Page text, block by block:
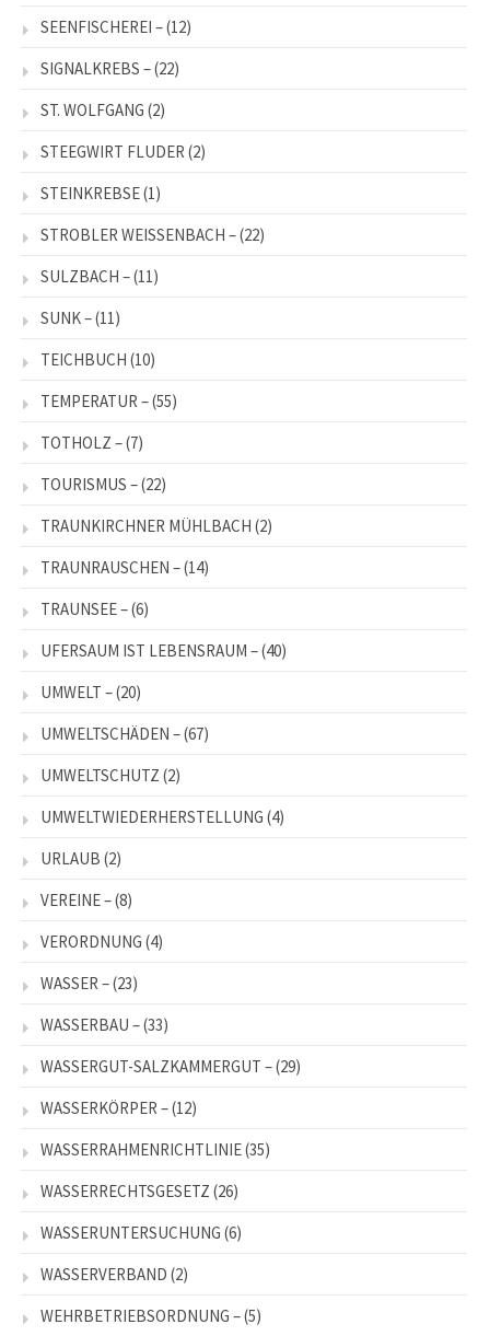
SEENFISCHEREI –(12)
SIGNALKREBS –(22)
ST. WOLFGANG (2)
STEEGWIRT FLUDER (2)
STEINKREBSE(1)
STROBLER WEISSENBACH –(22)
SULZBACH –(11)
SUNK –(11)
TEICHBUCH (10)
TEMPERATUR –(55)
TOTHOLZ –(7)
TOURISMUS –(22)
TRAUNKIRCHNER MÜHLBACH (2)
TRAUNRAUSCHEN –(14)
TRAUNSEE –(6)
UFERSAUM IST LEBENSRAUM –(40)
UMWELT –(20)
UMWELTSCHÄDEN –(67)
UMWELTSCHUTZ (2)
UMWELTWIEDERHERSTELLUNG (4)
URLAUB (2)
VEREINE –(8)
VERORDNUNG (4)
WASSER –(23)
WASSERBAU –(33)
WASSERGUT-SALZKAMMERGUT –(29)
WASSERKÖRPER –(12)
WASSERRAHMENRICHTLINIE(35)
WASSERRECHTSGESETZ (26)
WASSERUNTERSUCHUNG (6)
WASSERVERBAND (2)
WEHRBETRIEBSORDNUNG –(5)